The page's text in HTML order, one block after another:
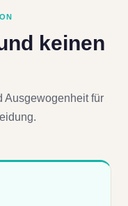
keinen
Ausgewogenheit für